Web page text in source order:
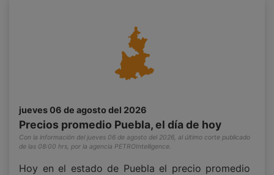
jueves 06 de agosto del 2026
Precios promedio Puebla, el día de hoy
Con la información del jueves 06 de agosto del 2026, al último corte publicado
de las 08:00 hrs, por la agencia PETROIntelligence.
Hoy en el estado de Puebla el precio promedio